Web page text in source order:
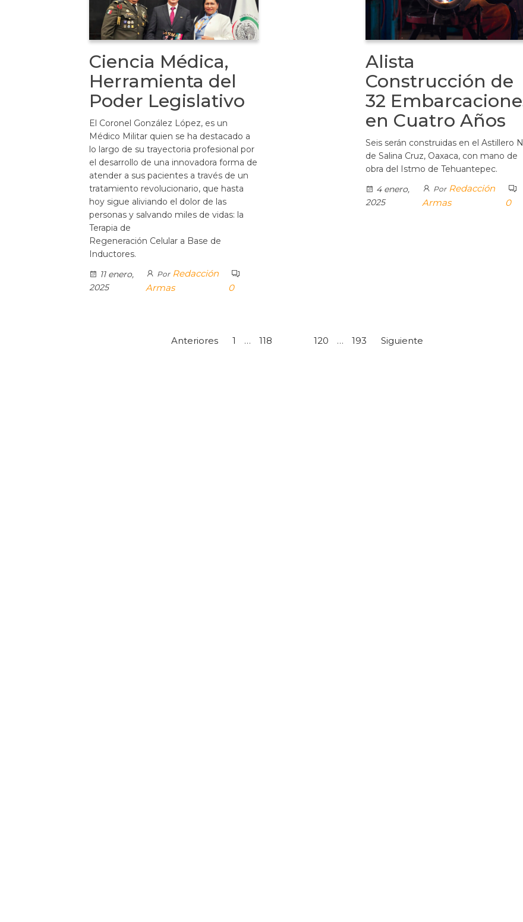
Ciencia Médica,
Herramienta del
Poder Legislativo
El Coronel González López, es un
Médico Militar quien se ha destacado a
lo largo de su trayectoria profesional por
el desarrollo de una innovadora forma de
atender a sus pacientes a través de un
tratamiento revolucionario, que hasta
hoy sigue aliviando el dolor de las
personas y salvando miles de vidas: la
Terapia de
Regeneración Celular a Base de
Inductores.
11 enero,
2025
Por Redacción
Armas
0
Alista
Construcción de
32
en Cuatro Años
Seis serán construidas en el Astillero
de Salina Cruz, Oaxaca, con mano de
obra del Istmo de Tehuantepec.
4 enero,
2025
Por Redacción
Armas
0
Anteriores 1 … 118 120 … 193 Siguiente